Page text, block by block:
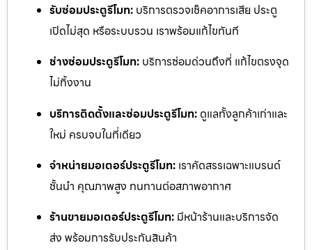
รับซ่อมประตูรีโมท: บริการตรวจเช็คอาการเสีย ประตู
เปิดไม่สุด หรือระบบรวน เราพร้อมแก้ไขทันที
ช่างซ่อมประตูรีโมท: บริการซ่อมด่วนถึงที่ แก้ไขตรงจุด
ไม่ทิ้งงาน
บริการติดตั้งและซ่อมประตูรีโมท: ดูแลทั้งลูกค้าเก่าและ
ใหม่ ครบจบในที่เดียว
จำหน่ายมอเตอร์ประตูรีโมท: เราคัดสรรเฉพาะแบรนด์
ชั้นนำ คุณภาพสูง ทนทานต่อสภาพอากาศ
ร้านขายมอเตอร์ประตูรีโมท: มีหน้าร้านและบริการจัด
ส่ง พร้อมการรับประกันสินค้า